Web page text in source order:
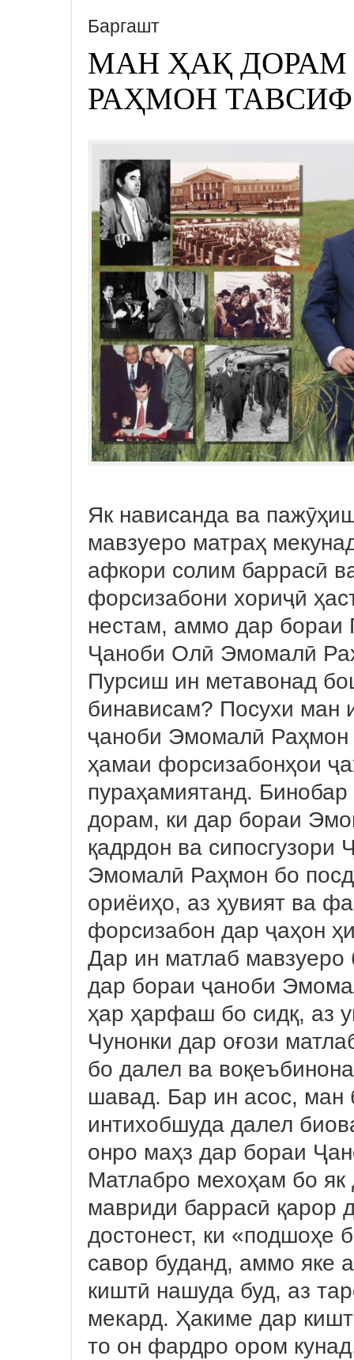
Баргашт
МАН ҲАҚ
РАҲМОН
Як нависанда ва
мавзуеро матраҳ
афкори солим баррасӣ
форсизабони хориҷӣ
нестам, аммо дар бораи
Ҷаноби Олӣ Эмомалӣ
Пурсиш ин метавонад
бинависам? Посухи ман
ҷаноби Эмомалӣ Раҳмон
ҳамаи форсизабонҳои
пураҳамиятанд.
дорам, ки дар бораи
қадрдон ва
Эмомалӣ Раҳмон бо
ориёиҳо, аз ҳувият ва
форсизабон дар ҷаҳон
Дар ин матлаб мавзуеро
дар бораи ҷаноби
ҳар ҳарфаш бо сидқ, аз
Чунонки дар оғози
бо далел ва
шавад. Бар ин асос, ман
интихобшуда далел
онро маҳз дар бораи
Матлабро мехоҳам бо як
мавриди баррасӣ қарор
достонест, ки «подшоҳе
савор буданд, аммо яке
киштӣ нашуда буд, аз
мекард. Ҳакиме дар
то он фардро ором